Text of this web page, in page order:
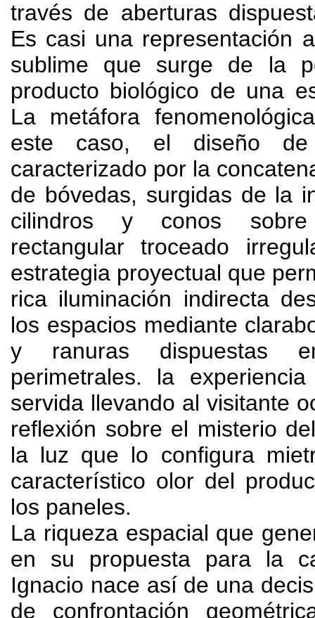
través de aberturas
Es casi una representación
sublime que surge de la
producto biológico de una
La metáfora
este caso, el diseño
caracterizado por la
de bóvedas, surgidas de la
cilindros y conos
rectangular troceado
estrategia proyectual que
rica iluminación indirecta
los espacios mediante
y ranuras dispuestas
perimetrales. la
servida llevando al visitante
reflexión sobre el misterio
la luz que lo configura
característico olor del
los paneles.
La riqueza espacial que
en su propuesta para la
Ignacio nace así de una
de confrontación